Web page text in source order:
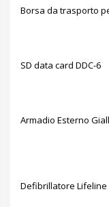
Borsa da trasporto
SD data card DDC-6
Armadio Esterno
Defibrillatore Lifeline